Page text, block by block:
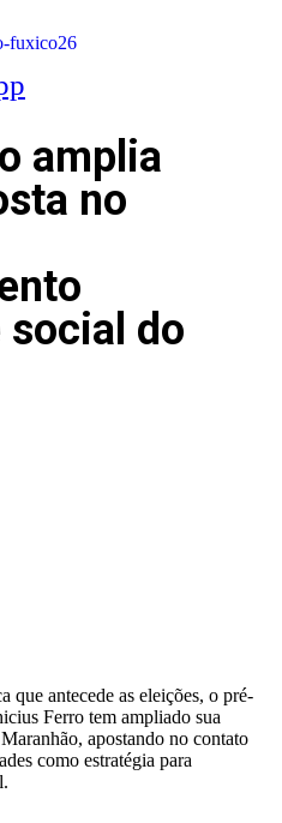
amplia
no
do
que antecede as eleições, o pré-
Ferro tem ampliado sua
apostando no contato
como estratégia para